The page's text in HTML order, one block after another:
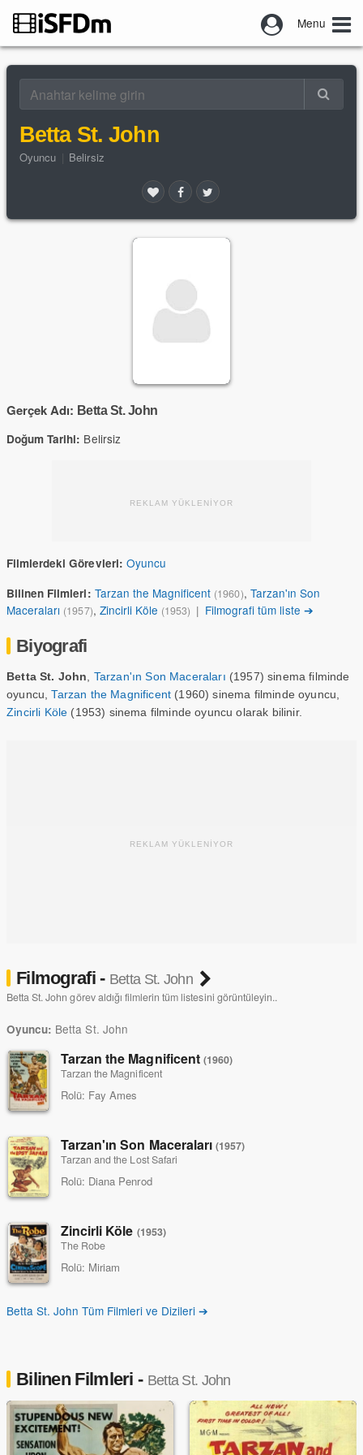
Menu
Betta St. John
Oyuncu Belirsiz
Gerçek Adı: Betta St. John
Doğum Tarihi: Belirsiz
REKLAM YÜKLENİYOR
Filmlerdeki Görevleri: Oyuncu
Bilinen Filmleri: Tarzan the Magnificent (1960), Tarzan'ın Son
Maceraları (1957), Zincirli Köle (1953) | Filmografi tüm liste ➔
Biyografi
Betta St. John Tarzan'ın Son Maceraları (1957) sinema filminde
oyuncu,Tarzan the Magnificent (1960) sinema filminde oyuncu,
Zincirli Köle (1953) sinema filminde oyuncu olarak bilinir.
REKLAM YÜKLENİYOR
Filmografi - Betta St. John
Betta St. John görev aldığı filmlerin tüm listesini görüntüleyin..
Oyuncu: Betta St. John
Tarzan the Magnificent (1960)
Tarzan the Magnificent
Rolü: Fay Ames
Tarzan'ın Son Maceraları (1957)
Tarzan and the Lost Safari
Rolü: Diana Penrod
Zincirli Köle (1953)
The Robe
Rolü: Miriam
Betta St. John Tüm Filmleri ve Dizileri ➔
Bilinen Filmleri - Betta St. John